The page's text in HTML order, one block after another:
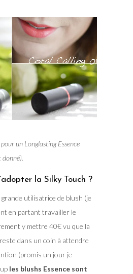
un Longlasting Essence
la Silky Touch ?
utilisatrice de blush (je
en partant travailler le
y mettre 40€ vu que la
dans un coin à attendre
(promis un jour je
les blushs Essence sont